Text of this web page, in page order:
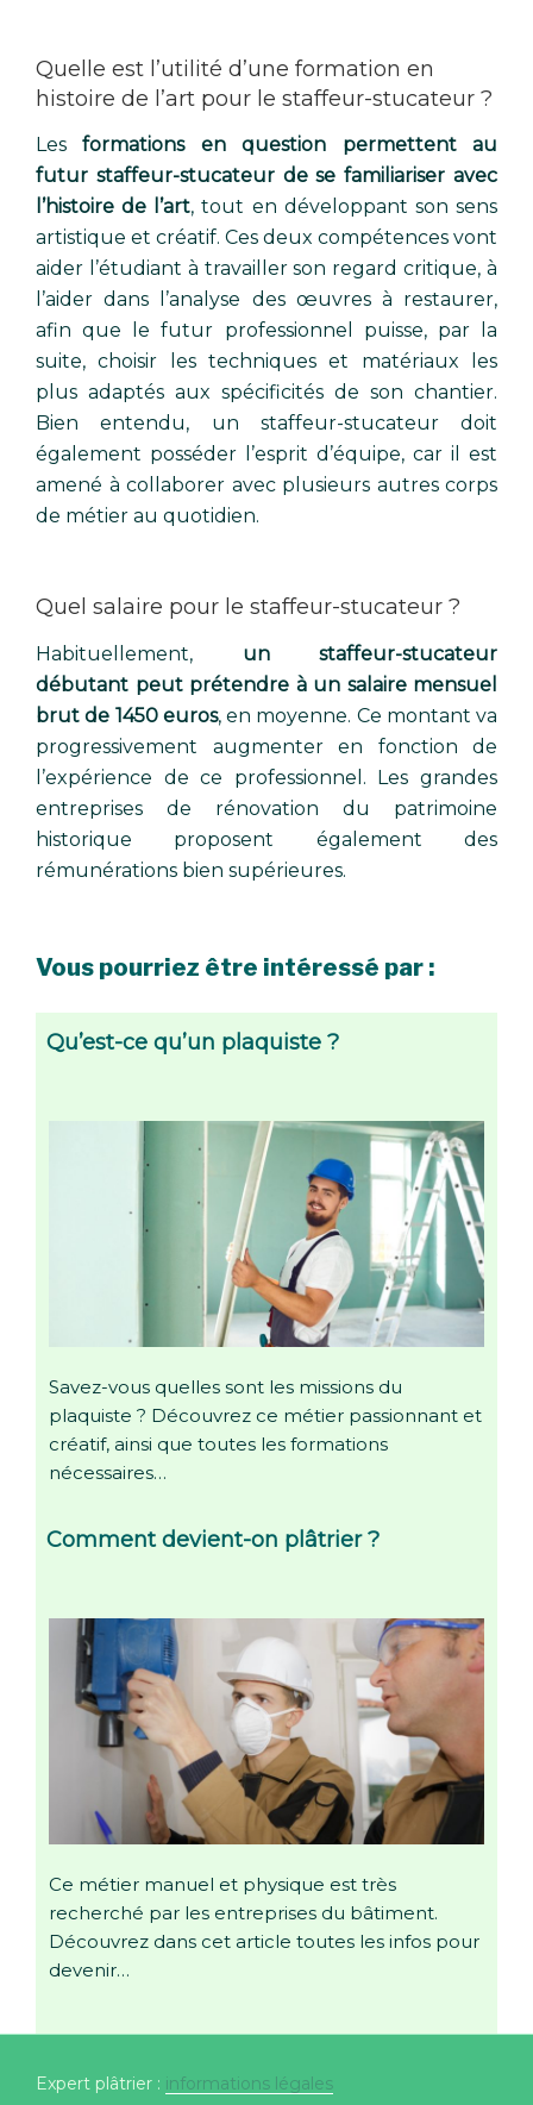
Quelle est l’utilité d’une formation en
histoire de l’art pour le staffeur-stucateur ?
Lesformations en question permettent au
futur staffeur-stucateur de se familiariser avec
l’histoire de l’art, tout en développant son sens
artistique et créatif. Ces deux compétences vont
aider l’étudiant à travailler son regard critique, à
l’aider dans l’analyse des œuvres à restaurer,
afin que le futur professionnel puisse, par la
suite, choisir les techniques et matériaux les
plus adaptés aux spécificités de son chantier.
Bien entendu, un staffeur-stucateur doit
également posséder l’esprit d’équipe, car il est
amené à collaborer avec plusieurs autres corps
de métier au quotidien.
Quel salaire pour le staffeur-stucateur ?
Habituellement, un staffeur-stucateur
débutant peut prétendre à un salaire mensuel
brut de 1450 euros, en moyenne. Ce montant va
progressivement augmenter en fonction de
l’expérience de ce professionnel. Les grandes
entreprises de rénovation du patrimoine
historique proposent également des
rémunérations bien supérieures.
Vous pourriez être intéressé par :
Qu’est-ce qu’un plaquiste ?
Savez-vous quelles sont les missions du
plaquiste ? Découvrez ce métier passionnant et
créatif, ainsi que toutes les formations
nécessaires…
Comment devient-on plâtrier ?
Ce métier manuel et physique est très
recherché par les entreprises du bâtiment.
Découvrez dans cet article toutes les infos pour
devenir…
Expert plâtrier : informations légales